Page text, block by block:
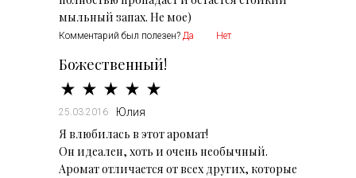
мыльный запах. Не мое)
Комментарий был полезен? Да Нет
Божественный!
25.03.2016 Юлия
Я влюбилась в этот аромат!
Он идеален, хоть и очень необычный.
Аромат отличается от всех других, которые